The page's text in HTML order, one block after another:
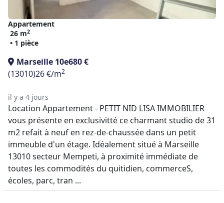
Appartement
26 m2
• 1 pièce
Marseille 10e680 €
(13010)26 €/m2
il y a 4 jours
Location Appartement - PETIT NID LISA IMMOBILIER
vous présente en exclusivitté ce charmant studio de 31
m2 refait à neuf en rez-de-chaussée dans un petit
immeuble d'un étage. Idéalement situé à Marseille
13010 secteur Mempeti, à proximité immédiate de
toutes les commodités du quitidien, commerceS,
écoles, parc, tran ...